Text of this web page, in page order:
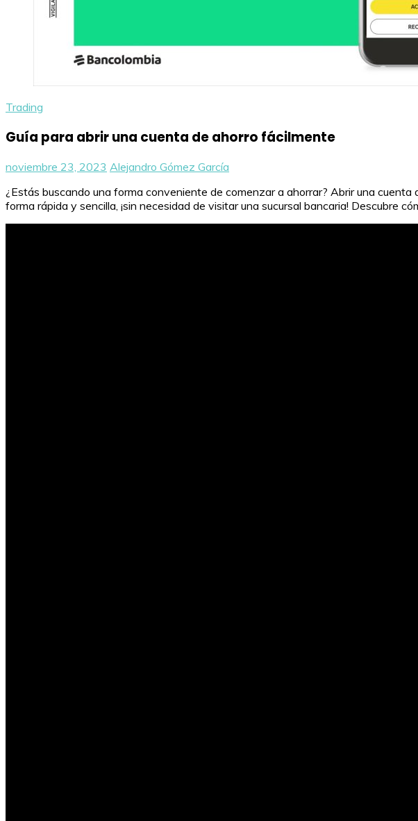
Trading
Guía para abrir una cuenta de ahorro fácilmente
noviembre 23, 2023 Alejandro Gómez García
¿Estás buscando una forma conveniente de comenzar a ahorrar? Abrir una
forma rápida y sencilla, ¡sin necesidad de visitar una sucursal bancaria! Descubre